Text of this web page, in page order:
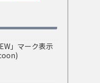
」マーク表示